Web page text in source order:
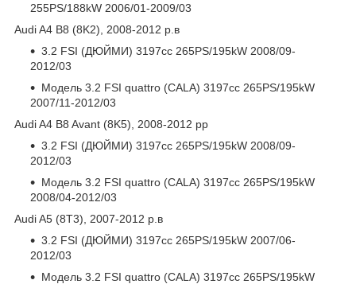
255PS/188kW 2006/01-2009/03
Audi A4 B8 (8K2), 2008-2012 р.в
3.2 FSI (ДЮЙМИ) 3197cc 265PS/195kW 2008/09-
2012/03
Модель 3.2 FSI quattro (CALA) 3197cc 265PS/195kW
2007/11-2012/03
Audi A4 B8 Avant (8K5), 2008-2012 рр
3.2 FSI (ДЮЙМИ) 3197cc 265PS/195kW 2008/09-
2012/03
Модель 3.2 FSI quattro (CALA) 3197cc 265PS/195kW
2008/04-2012/03
Audi A5 (8T3), 2007-2012 р.в
3.2 FSI (ДЮЙМИ) 3197cc 265PS/195kW 2007/06-
2012/03
Модель 3.2 FSI quattro (CALA) 3197cc 265PS/195kW